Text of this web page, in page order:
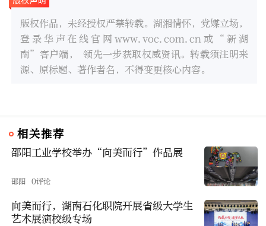
版权作品，未经授权严禁转载。湖湘情怀，党媒立场，
登录华声在线官网www.voc.com.cn或“新湖
南”客户端， 领先一步获取权威资讯。转载须注明来
源、原标题、著作者名，不得变更核心内容。
相关推荐
邵阳工业学校举办“向美而行”作品展
邵阳 0评论
向美而行，湖南石化职院开展省级大学生
艺术展演校级专场